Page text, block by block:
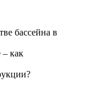
бассейна в
– как